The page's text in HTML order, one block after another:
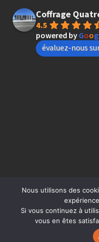
Coffrage
4.5
powered by Goog
évaluez-nous
© Coffrage 4 saisons
Nous utilisons des
Si vous continuez à
vous en êtes